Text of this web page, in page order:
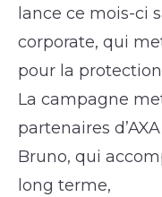
lance ce mois-ci
corporate, qui
pour la
La campagne
partenaires d’AXA
Bruno, qui
long terme,